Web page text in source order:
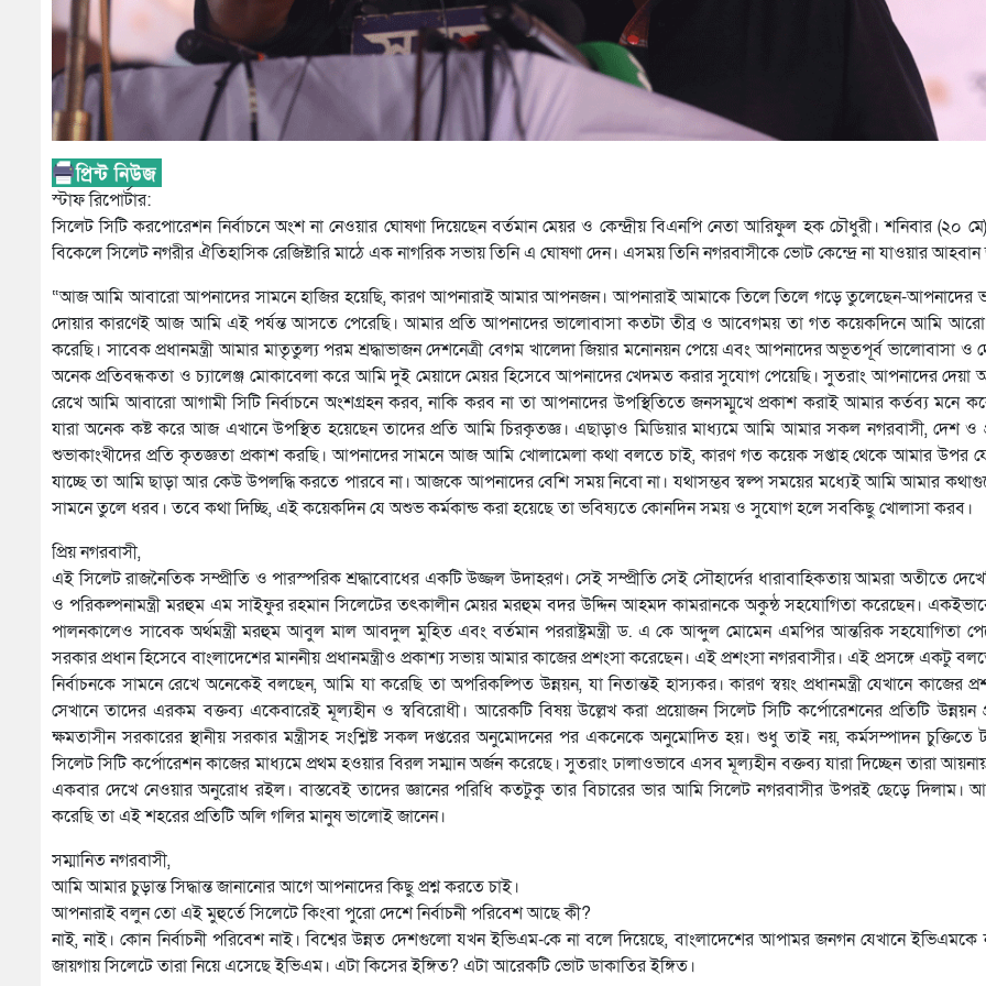
স্টাফ রিপোর্টার:
সিলেট সিটি করপোরেশন নির্বাচনে অংশ না নেওয়ার ঘোষণা দিয়েছেন বর্তমান মেয়র ও কেন্দ্রীয় বিএনপি নেতা আরিফুল হক চৌধুরী। শনিবার (২০
বিকেলে সিলেট নগরীর ঐতিহাসিক রেজিষ্টারি মাঠে এক নাগরিক সভায় তিনি এ ঘোষণা দেন। এসময় তিনি নগরবাসীকে ভোট কেন্দ্রে না যাওয়ার আহবান
“আজ আমি আবারো আপনাদের সামনে হাজির হয়েছি, কারণ আপনারাই আমার আপনজন। আপনারাই আমাকে তিলে তিলে গড়ে তুলেছেন-আপনাদের
দোয়ার কারণেই আজ আমি এই পর্যন্ত আসতে পেরেছি। আমার প্রতি আপনাদের ভালোবাসা কতটা তীব্র ও আবেগময় তা গত কয়েকদিনে আমি আরো
করেছি। সাবেক প্রধানমন্ত্রী আমার মাতৃতুল্য পরম শ্রদ্ধাভাজন দেশনেত্রী বেগম খালেদা জিয়ার মনোনয়ন পেয়ে এবং আপনাদের অভূতপূর্ব ভালোবাসা ও
অনেক প্রতিবন্ধকতা ও চ্যালেঞ্জ মোকাবেলা করে আমি দুই মেয়াদে মেয়র হিসেবে আপনাদের খেদমত করার সুযোগ পেয়েছি। সুতরাং আপনাদের দেয়া
রেখে আমি আবারো আগামী সিটি নির্বাচনে অংশগ্রহন করব, নাকি করব না তা আপনাদের উপস্থিতিতে জনসম্মুখে প্রকাশ করাই আমার কর্তব্য মনে
যারা অনেক কষ্ট করে আজ এখানে উপস্থিত হয়েছেন তাদের প্রতি আমি চিরকৃতজ্ঞ। এছাড়াও মিডিয়ার মাধ্যমে আমি আমার সকল নগরবাসী, দেশ ও
শুভাকাংখীদের প্রতি কৃতজ্ঞতা প্রকাশ করছি। আপনাদের সামনে আজ আমি খোলামেলা কথা বলতে চাই, কারণ গত কয়েক সপ্তাহ থেকে আমার উপর
যাচ্ছে তা আমি ছাড়া আর কেউ উপলদ্ধি করতে পারবে না। আজকে আপনাদের বেশি সময় নিবো না। যথাসম্ভব স্বল্প সময়ের মধ্যেই আমি আমার
সামনে তুলে ধরব। তবে কথা দিচ্ছি, এই কয়েকদিন যে অশুভ কর্মকান্ড করা হয়েছে তা ভবিষ্যতে কোনদিন সময় ও সুযোগ হলে সবকিছু খোলাসা করব।
প্রিয় নগরবাসী,
এই সিলেট রাজনৈতিক সম্প্রীতি ও পারস্পরিক শ্রদ্ধাবোধের একটি উজ্জল উদাহরণ। সেই সম্প্রীতি সেই সৌহার্দের ধারাবাহিকতায় আমরা অতীতে
ও পরিকল্পনামন্ত্রী মরহুম এম সাইফুর রহমান সিলেটের তৎকালীন মেয়র মরহুম বদর উদ্দিন আহমদ কামরানকে অকুন্ঠ সহযোগিতা করেছেন।
পালনকালেও সাবেক অর্থমন্ত্রী মরহুম আবুল মাল আবদুল মুহিত এবং বর্তমান পররাষ্ট্রমন্ত্রী ড. এ কে আব্দুল মোমেন এমপির আন্তরিক সহযোগিতা
সরকার প্রধান হিসেবে বাংলাদেশের মাননীয় প্রধানমন্ত্রীও প্রকাশ্য সভায় আমার কাজের প্রশংসা করেছেন। এই প্রশংসা নগরবাসীর। এই প্রসঙ্গে একটু
নির্বাচনকে সামনে রেখে অনেকেই বলছেন, আমি যা করেছি তা অপরিকল্পিত উন্নয়ন, যা নিতান্তই হাস্যকর। কারণ স্বয়ং প্রধানমন্ত্রী যেখানে কাজের
সেখানে তাদের এরকম বক্তব্য একেবারেই মূল্যহীন ও স্ববিরোধী। আরেকটি বিষয় উল্লেখ করা প্রয়োজন সিলেট সিটি কর্পোরেশনের প্রতিটি উন্নয়ন
ক্ষমতাসীন সরকারের স্থানীয় সরকার মন্ত্রীসহ সংশ্লিষ্ট সকল দপ্তরের অনুমোদনের পর একনেকে অনুমোদিত হয়। শুধু তাই নয়, কর্মসম্পাদন চুক্তিতে
সিলেট সিটি কর্পোরেশন কাজের মাধ্যমে প্রথম হওয়ার বিরল সম্মান অর্জন করেছে। সুতরাং ঢালাওভাবে এসব মূল্যহীন বক্তব্য যারা দিচ্ছেন তারা
একবার দেখে নেওয়ার অনুরোধ রইল। বাস্তবেই তাদের জ্ঞানের পরিধি কতটুকু তার বিচারের ভার আমি সিলেট নগরবাসীর উপরই ছেড়ে
করেছি তা এই শহরের প্রতিটি অলি গলির মানুষ ভালোই জানেন।
সম্মানিত নগরবাসী,
আমি আমার চুড়ান্ত সিদ্ধান্ত জানানোর আগে আপনাদের কিছু প্রশ্ন করতে চাই।
আপনারাই বলুন তো এই মুহুর্তে সিলেটে কিংবা পুরো দেশে নির্বাচনী পরিবেশ আছে কী?
নাই, নাই। কোন নির্বাচনী পরিবেশ নাই। বিশ্বের উন্নত দেশগুলো যখন ইভিএম-কে না বলে দিয়েছে, বাংলাদেশের আপামর জনগন যেখানে
জায়গায় সিলেটে তারা নিয়ে এসেছে ইভিএম। এটা কিসের ইঙ্গিত? এটা আরেকটি ভোট ডাকাতির ইঙ্গিত।